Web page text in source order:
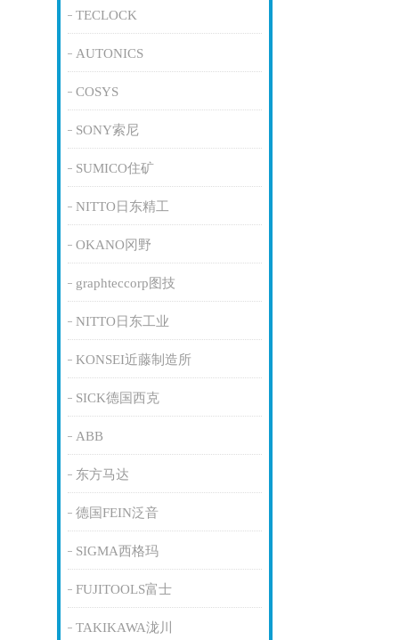
TECLOCK
AUTONICS
COSYS
SONY索尼
SUMICO住矿
NITTO日东精工
OKANO冈野
graphteccorp图技
NITTO日东工业
KONSEI近藤制造所
SICK德国西克
ABB
东方马达
德国FEIN泛音
SIGMA西格玛
FUJITOOLS富士
TAKIKAWA泷川